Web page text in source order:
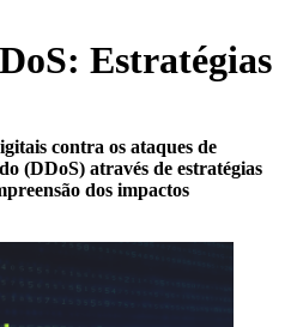
Estratégias
contra os ataques de
(DDoS) através de estratégias
dos impactos